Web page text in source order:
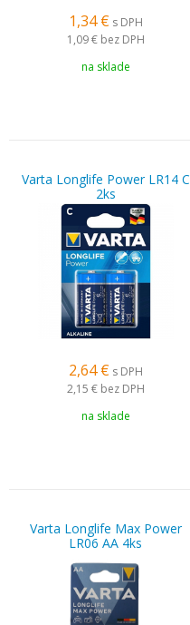
1,34 € s DPH
1,09 € bez DPH
na sklade
Varta Longlife Power LR14 C
2ks
2,64 € s DPH
2,15 € bez DPH
na sklade
Varta Longlife Max Power
LR06 AA 4ks